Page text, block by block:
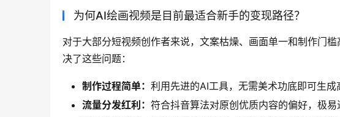
为何AI绘画视频是目前最适合新手的变现路径？
对于大部分短视频创作者来说，文案枯燥、画面单一和制作门
决了这些问题：
制作过程简单： 利用先进的AI工具，无需美术功底即可生成
流量分发红利： 符合抖音算法对原创优质内容的偏好，极易